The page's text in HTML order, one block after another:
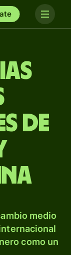
de
medio
como un